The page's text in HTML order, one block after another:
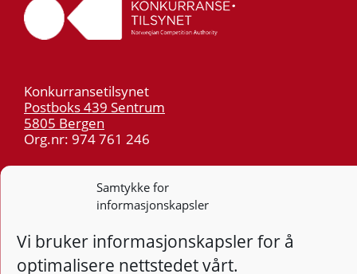
Samtykke for
informasjonskapsler
Vi bruker informasjonskapsler for å
optimalisere nettstedet vårt.
Konkurransetilsynet
Postboks 439 Sentrum
5805 Bergen
Org.nr: 974 761 246
55 59 75 00
post@kt.no